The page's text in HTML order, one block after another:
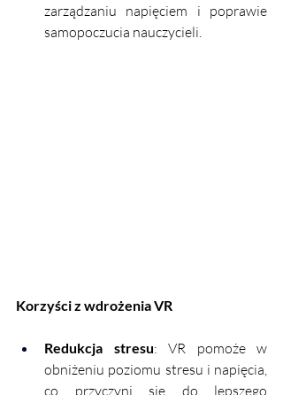
zarządzaniu napięciem i poprawie
samopoczucia nauczycieli.
Korzyści z wdrożenia VR
Redukcja stresu: VR pomoże w
obniżeniu poziomu stresu i napięcia,
co przyczyni się do lepszego